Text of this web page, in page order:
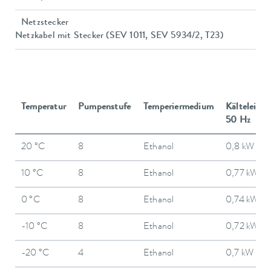
Netzstecker
Netzkabel mit Stecker (SEV 1011, SEV 5934/2, T23)
Temperatur Pumpenstufe Temperiermedium
50 Hz
20 °C 8 Ethanol 0,8 kW
10 °C 8 Ethanol 0,77 kW
0 °C 8 Ethanol 0,74 kW
-10 °C 8 Ethanol 0,72 kW
-20 °C 4 Ethanol 0,7 kW